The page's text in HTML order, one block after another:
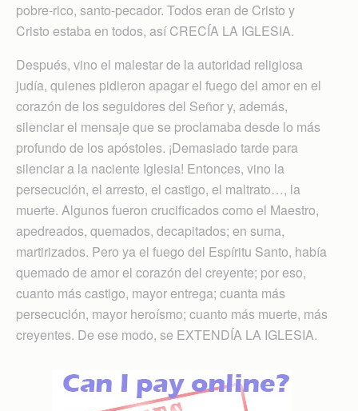
pobre-rico, santo-pecador. Todos eran de Cristo y
Cristo estaba en todos, así CRECÍA LA IGLESIA.
Después, vino el malestar de la autoridad religiosa
judía, quienes pidieron apagar el fuego del amor en el
corazón de los seguidores del Señor y, además,
silenciar el mensaje que se proclamaba desde lo más
profundo de los apóstoles. ¡Demasiado tarde para
silenciar a la naciente Iglesia! Entonces, vino la
persecución, el arresto, el castigo, el maltrato…, la
muerte. Algunos fueron crucificados como el Maestro,
apedreados, quemados, decapitados; en suma,
martirizados. Pero ya el fuego del Espíritu Santo, había
quemado de amor el corazón del creyente; por eso,
cuanto más castigo, mayor entrega; cuanta más
persecución, mayor heroísmo; cuanto más muerte, más
creyentes. De ese modo, se EXTENDÍA LA IGLESIA.